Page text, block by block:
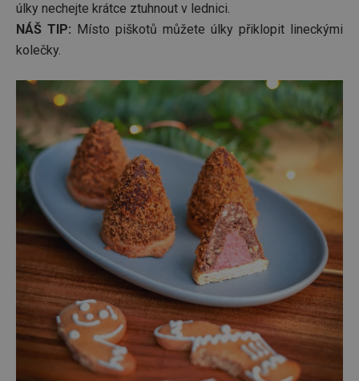
úlky nechejte krátce ztuhnout v lednici.
NÁŠ TIP: Místo piškotů můžete úlky přiklopit lineckými
kolečky.